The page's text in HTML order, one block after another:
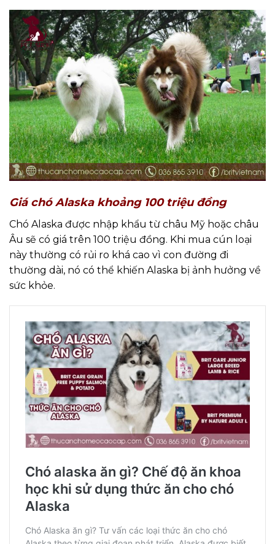
Giá chó Alaska khoảng 100 triệu đồng
Chó Alaska được nhập khẩu từ châu Mỹ hoặc châu
Âu sẽ có giá trên 100 triệu đồng. Khi mua cún loại
này thường có rủi ro khá cao vì con đường đi
thường dài, nó có thể khiến Alaska bị ảnh hưởng về
sức khỏe.